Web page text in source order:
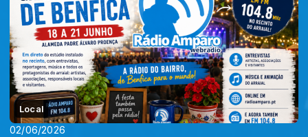
Local
02/06/2026